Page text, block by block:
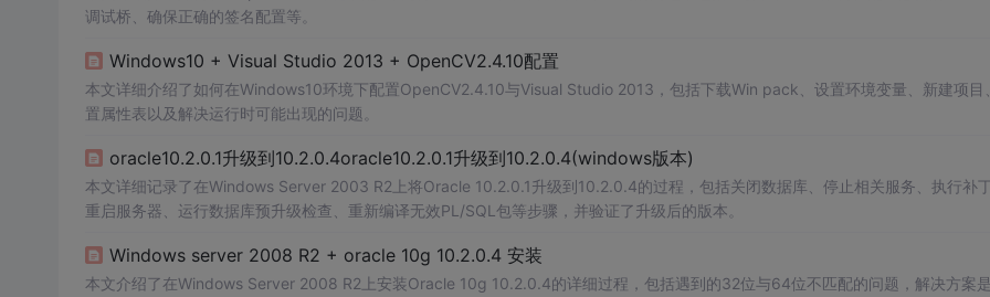
调试桥、确保正确的签名配置等。
Windows10 + Visual Studio 2013 + OpenCV2.4.10配置
本文详细介绍了如何在Windows10环境下配置OpenCV2.4.10与Visual Studio 2013，包括下载Win pack、设置环境变量、新建项目
置属性表以及解决运行时可能出现的问题。
oracle10.2.0.1升级到10.2.0.4oracle10.2.0.1升级到10.2.0.4(windows版本)
本文详细记录了在Windows Server 2003 R2上将Oracle 10.2.0.1升级到10.2.0.4的过程，包括关闭数据库、停止相关服务、执行补丁
重启服务器、运行数据库预升级检查、重新编译无效PL/SQL包等步骤，并验证了升级后的版本。
Windows server 2008 R2 + oracle 10g 10.2.0.4 安装
本文介绍了在Windows Server 2008 R2上安装Oracle 10g 10.2.0.4的详细过程，包括遇到的32位与64位不匹配的问题，解决方案